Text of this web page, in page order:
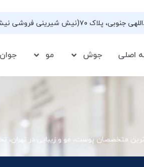
فروشی نیشکر)، واحد ۳۳ ، طبقه ۵
اصلی جوش مو
متخصصان پوست، مو و زیبایی در